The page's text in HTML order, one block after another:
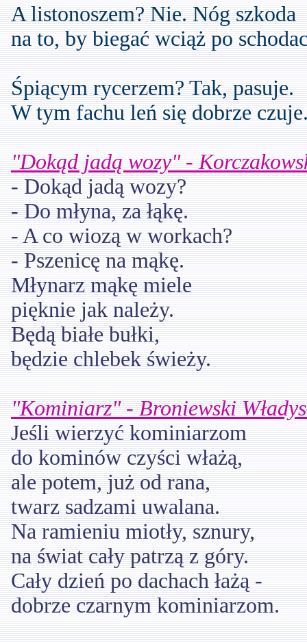
A listonoszem? Nie. Nóg szkoda
na to, by biegać wciąż po
Śpiącym rycerzem? Tak, pasuje.
W tym fachu leń się dobrze
"Dokąd jadą wozy" -
- Dokąd jadą wozy?
- Do młyna, za łąkę.
- A co wiozą w workach?
- Pszenicę na mąkę.
Młynarz mąkę miele
pięknie jak należy.
Będą białe bułki,
będzie chlebek świeży.
"Kominiarz" - Broniewski
Jeśli wierzyć kominiarzom
do kominów czyści włażą,
ale potem, już od rana,
twarz sadzami uwalana.
Na ramieniu miotły, sznury,
na świat cały patrzą z góry.
Cały dzień po dachach łażą -
dobrze czarnym kominiarzom.